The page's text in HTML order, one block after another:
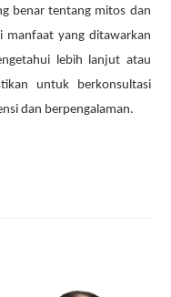
benar tentang mitos dan
manfaat yang ditawarkan
lebih lanjut atau
untuk berkonsultasi
dan berpengalaman.